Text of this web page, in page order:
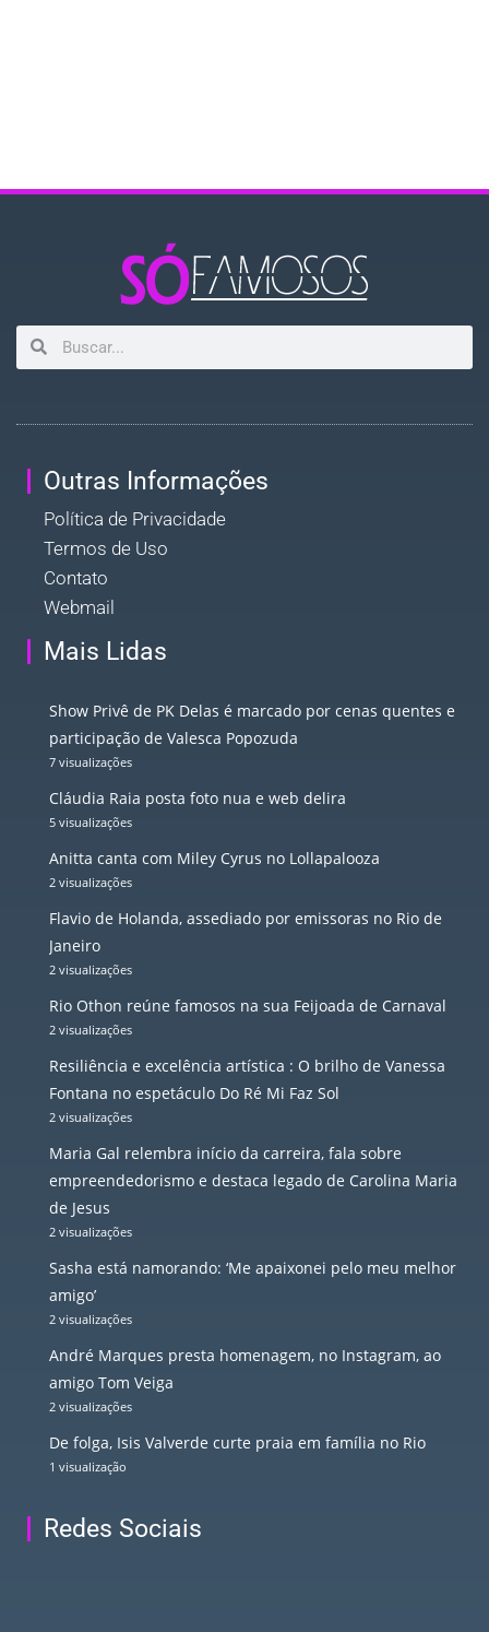
Outras Informações
Política de Privacidade
Termos de Uso
Contato
Webmail
Mais Lidas
Show Privê de PK Delas é marcado por cenas quentes e
participação de Valesca Popozuda
7 visualizações
Cláudia Raia posta foto nua e web delira
5 visualizações
Anitta canta com Miley Cyrus no Lollapalooza
2 visualizações
Flavio de Holanda, assediado por emissoras no Rio de
Janeiro
2 visualizações
Rio Othon reúne famosos na sua Feijoada de Carnaval
2 visualizações
Resiliência e excelência artística : O brilho de Vanessa
Fontana no espetáculo Do Ré Mi Faz Sol
2 visualizações
Maria Gal relembra início da carreira, fala sobre
empreendedorismo e destaca legado de Carolina Maria
de Jesus
2 visualizações
Sasha está namorando: ‘Me apaixonei pelo meu melhor
amigo’
2 visualizações
André Marques presta homenagem, no Instagram, ao
amigo Tom Veiga
2 visualizações
De folga, Isis Valverde curte praia em família no Rio
1 visualização
Redes Sociais